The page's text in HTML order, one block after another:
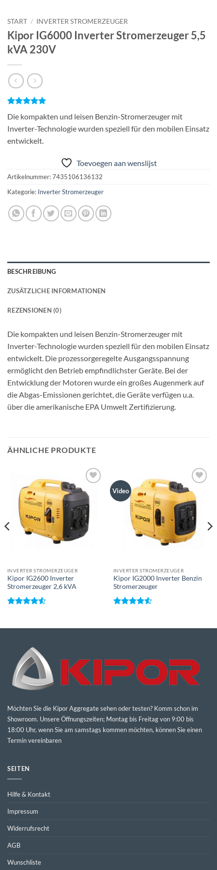
START / INVERTER STROMERZEUGER
Kipor IG6000 Inverter Stromerzeuger 5,5
kVA 230V
mit 5von
5, basierend
Kundenbewertung
Die kompakten und leisen Benzin-Stromerzeuger mit
Inverter-Technologie wurden speziell für den mobilen Einsatz
entwickelt.
Toevoegen aan wenslijst
Artikelnummer:7435106136132
Kategorie: Inverter Stromerzeuger
BESCHREIBUNG
ZUSÄTZLICHE INFORMATIONEN
REZENSIONEN (0)
Die kompakten und leisen Benzin-Stromerzeuger mit
Inverter-Technologie wurden speziell für den mobilen Einsatz
entwickelt. Die prozessorgeregelte Ausgangsspannung
ermöglicht den Betrieb empfindlichster Geräte. Bei der
Entwicklung der Motoren wurde ein großes Augenmerk auf
die Abgas-Emissionen gerichtet, die Geräte verfügen u.a.
über die amerikanische EPA Umwelt Zertifizierung.
ÄHNLICHE PRODUKTE
Toevoegen
aan
wenslijst
INVERTER STROMERZEUGER
Kipor IG2600 Inverter
Stromerzeuger 2,6 kVA
von 5
Video
Toevoegen
aan
wenslijst
INVERTER STROMERZEUGER
Kipor IG2000 Inverter Benzin
Stromerzeuger
von 5
Möchten Sie die Kipor Aggregate sehen oder testen? Komm schon im
Showroom. Unsere Öffnungszeiten; Montag bis Freitag von 9:00 bis
18:00 Uhr, wenn Sie am samstags kommen möchten, können Sie einen
Termin vereinbaren
SEITEN
Hilfe & Kontakt
Impressum
Widerrufsrecht
AGB
Wunschliste